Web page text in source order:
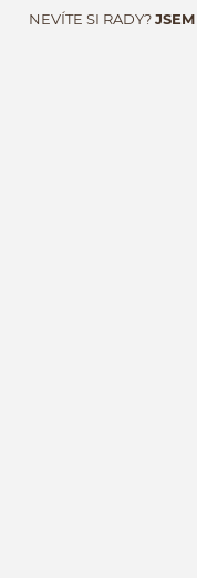
NEVÍTE SI RADY?